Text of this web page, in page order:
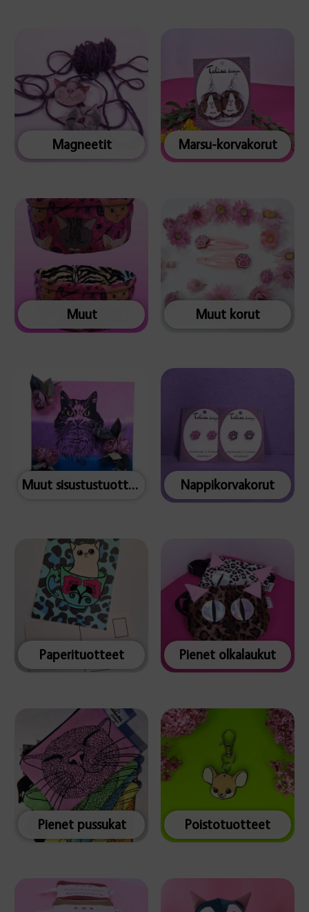
Magneetit Marsu-korvakorut
Muut Muut korut
Muut sisustustuotteet Nappikorvakorut
Paperituotteet Pienet olkalaukut
Pienet pussukat Poistotuotteet